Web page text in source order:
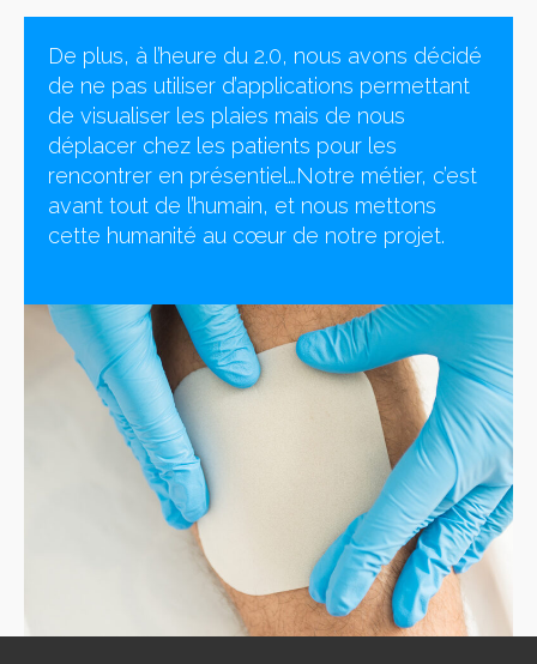
De plus, à l’heure du 2.0, nous avons décidé
de ne pas utiliser d’applications permettant
de visualiser les plaies mais de nous
déplacer chez les patients pour les
rencontrer en présentiel…Notre métier, c’est
avant tout de l’humain, et nous mettons
cette humanité au cœur de notre projet.